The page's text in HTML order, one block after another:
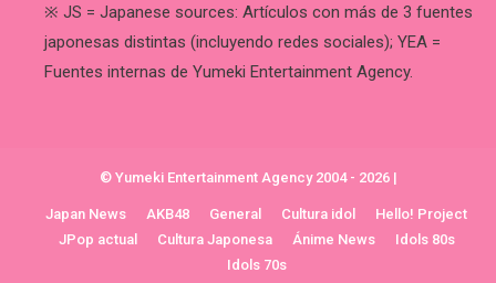
※ JS = Japanese sources: Artículos con más de 3 fuentes
japonesas distintas (incluyendo redes sociales); YEA =
Fuentes internas de Yumeki Entertainment Agency.
© Yumeki Entertainment Agency 2004 - 2026 |
Japan News AKB48 General Cultura idol
Hello! Project
JPop actual
Cultura Japonesa Ánime News
Idols 80s
Idols 70s